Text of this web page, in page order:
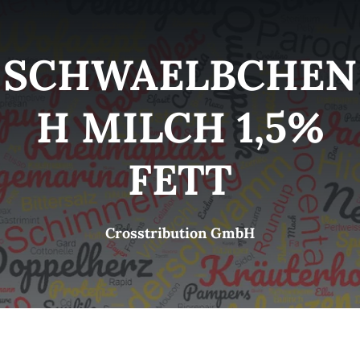
Brands
B2B-Shop
Kontakt
SCHWAELBCHEN
H MILCH 1,5%
FETT
Crosstribution GmbH